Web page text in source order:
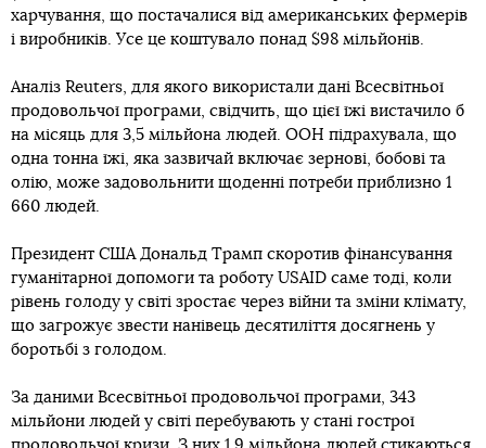
харчування, що постачалися від американських фермерів
і виробників. Усе це коштувало понад $98 мільйонів.
Аналіз Reuters, для якого використали дані Всесвітньої
продовольчої програми, свідчить, що цієї їжі вистачило б
на місяць для 3,5 мільйона людей. ООН підрахувала, що
одна тонна їжі, яка зазвичай включає зернові, бобові та
олію, може задовольнити щоденні потреби приблизно 1
660 людей.
Президент США Дональд Трамп скоротив фінансування
гуманітарної допомоги та роботу USAID саме тоді, коли
рівень голоду у світі зростає через війни та зміни клімату,
що загрожує звести нанівець десятиліття досягнень у
боротьбі з голодом.
За даними Всесвітньої продовольчої програми, 343
мільйони людей у світі перебувають у стані гострої